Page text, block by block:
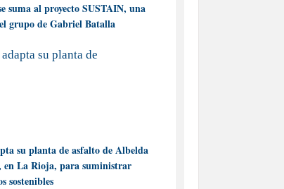
suma al proyecto SUSTAIN, una
grupo de Gabriel Batalla
su planta de asfalto de Albelda
en La Rioja, para suministrar
sostenibles